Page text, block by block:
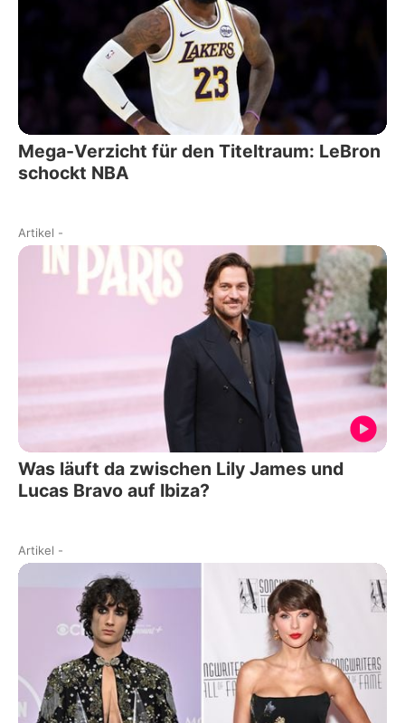
Mega-Verzicht für den Titeltraum: LeBron
schockt NBA
Artikel -
Was läuft da zwischen Lily James und
Lucas Bravo auf Ibiza?
Artikel -